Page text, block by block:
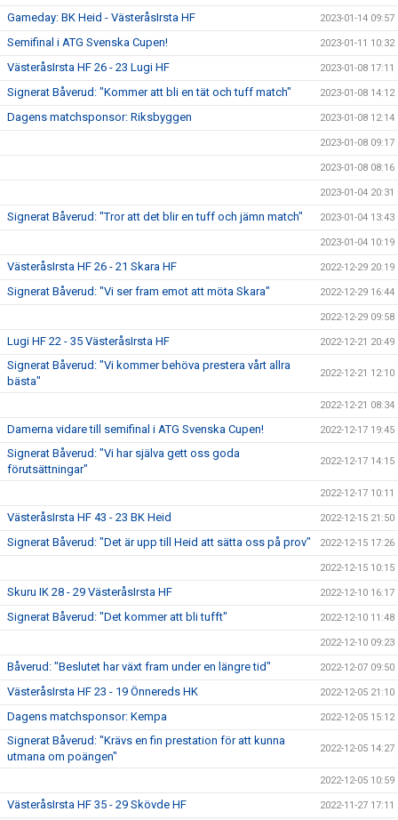
Gameday: BK Heid - VästeråsIrsta HF 2023-01-14 09:57
Semifinal i ATG Svenska Cupen! 2023-01-11 10:32
VästeråsIrsta HF 26 - 23 Lugi HF 2023-01-08 17:11
Signerat Båverud: "Kommer att bli en tät och tuff match" 2023-01-08 14:12
Dagens matchsponsor: Riksbyggen 2023-01-08 12:14
2023-01-08 09:17
2023-01-08 08:16
2023-01-04 20:31
Signerat Båverud: "Tror att det blir en tuff och jämn match" 2023-01-04 13:43
2023-01-04 10:19
VästeråsIrsta HF 26 - 21 Skara HF 2022-12-29 20:19
Signerat Båverud: "Vi ser fram emot att möta Skara" 2022-12-29 16:44
2022-12-29 09:58
Lugi HF 22 - 35 VästeråsIrsta HF 2022-12-21 20:49
Signerat Båverud: "Vi kommer behöva prestera vårt allra
bästa"
2022-12-21 12:10
2022-12-21 08:34
Damerna vidare till semifinal i ATG Svenska Cupen! 2022-12-17 19:45
Signerat Båverud: "Vi har själva gett oss goda
förutsättningar"
2022-12-17 14:15
2022-12-17 10:11
VästeråsIrsta HF 43 - 23 BK Heid 2022-12-15 21:50
Signerat Båverud: "Det är upp till Heid att sätta oss på prov" 2022-12-15 17:26
2022-12-15 10:15
Skuru IK 28 - 29 VästeråsIrsta HF 2022-12-10 16:17
Signerat Båverud: "Det kommer att bli tufft" 2022-12-10 11:48
2022-12-10 09:23
Båverud: "Beslutet har växt fram under en längre tid" 2022-12-07 09:50
VästeråsIrsta HF 23 - 19 Önnereds HK 2022-12-05 21:10
Dagens matchsponsor: Kempa 2022-12-05 15:12
Signerat Båverud: "Krävs en fin prestation för att kunna
utmana om poängen"
2022-12-05 14:27
2022-12-05 10:59
VästeråsIrsta HF 35 - 29 Skövde HF 2022-11-27 17:11